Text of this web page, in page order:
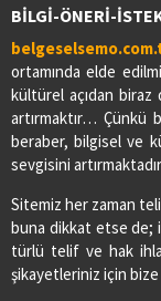
BİLGİ-ÖNERİ-
ortamında elde
kültürel açıdan biraz
artırmaktır… Çünkü
beraber, bilgisel ve
sevgisini
Sitemiz her zaman
buna dikkat etse de;
türlü telif ve hak
şikayetleriniz için bize